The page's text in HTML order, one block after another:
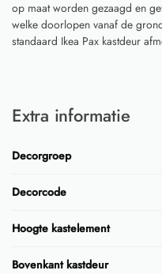
op maat worden gezaagd en
welke doorlopen vanaf de
standaard Ikea Pax kastdeur
Extra informatie
Decorgroep
Decorcode
Hoogte kastelement
Bovenkant kastdeur